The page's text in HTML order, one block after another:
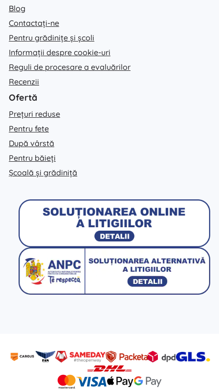
Blog
Contactați-ne
Pentru grădinițe și școli
Informații despre cookie-uri
Reguli de procesare a evaluărilor
Recenzii
Ofertă
Prețuri reduse
Pentru fete
După vârstă
Pentru băieți
Școală și grădiniță